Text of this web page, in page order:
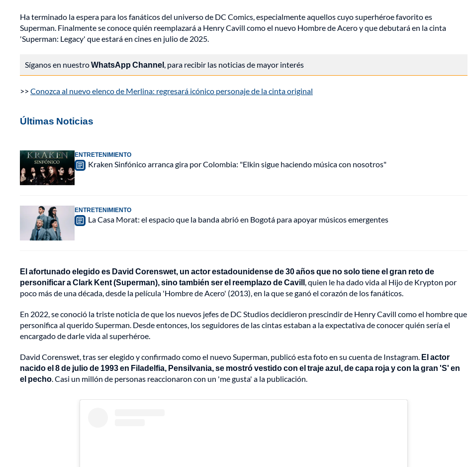
Ha terminado la espera para los fanáticos del universo de DC Comics, especialmente aquellos cuyo superhéroe favorito es
Superman. Finalmente se conoce quién reemplazará a Henry Cavill como el nuevo Hombre de Acero y que debutará en la cinta
'Superman: Legacy' que estará en cines en julio de 2025.
Síganos en nuestroWhatsApp Channel, para recibir las noticias de mayor interés
>> Conozca al nuevo elenco de Merlina: regresará icónico personaje de la cinta original
Últimas Noticias
ENTRETENIMIENTO
Kraken Sinfónico arranca gira por Colombia: "Elkin sigue haciendo música con nosotros"
ENTRETENIMIENTO
La Casa Morat: el espacio que la banda abrió en Bogotá para apoyar músicos emergentes
El afortunado elegido es David Corenswet, un actor estadounidense de 30 años que no solo tiene el gran reto de
personificar a Clark Kent (Superman), sino también ser el reemplazo de Cavill, quien le ha dado vida al Hijo de Krypton por
poco más de una década, desde la película 'Hombre de Acero' (2013), en la que se ganó el corazón de los fanáticos.
En 2022, se conoció la triste noticia de que los nuevos jefes de DC Studios decidieron prescindir de Henry Cavill como el hombre que
personifica al querido Superman. Desde entonces, los seguidores de las cintas estaban a la expectativa de conocer quién sería el
encargado de darle vida al superhéroe.
David Corenswet, tras ser elegido y confirmado como el nuevo Superman, publicó esta foto en su cuenta de Instagram. El actor
nacido el 8 de julio de 1993 en Filadelfia, Pensilvania, se mostró vestido con el traje azul, de capa roja y con la gran 'S' en
el pecho. Casi un millón de personas reaccionaron con un 'me gusta' a la publicación.